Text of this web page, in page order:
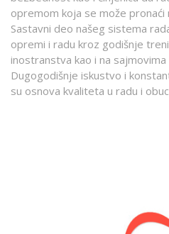
opremom koja se može
Sastavni deo našeg sistema
opremi i radu kroz godišnje
inostranstva kao i na
Dugogodišnje iskustvo i
su osnova kvaliteta u radu i